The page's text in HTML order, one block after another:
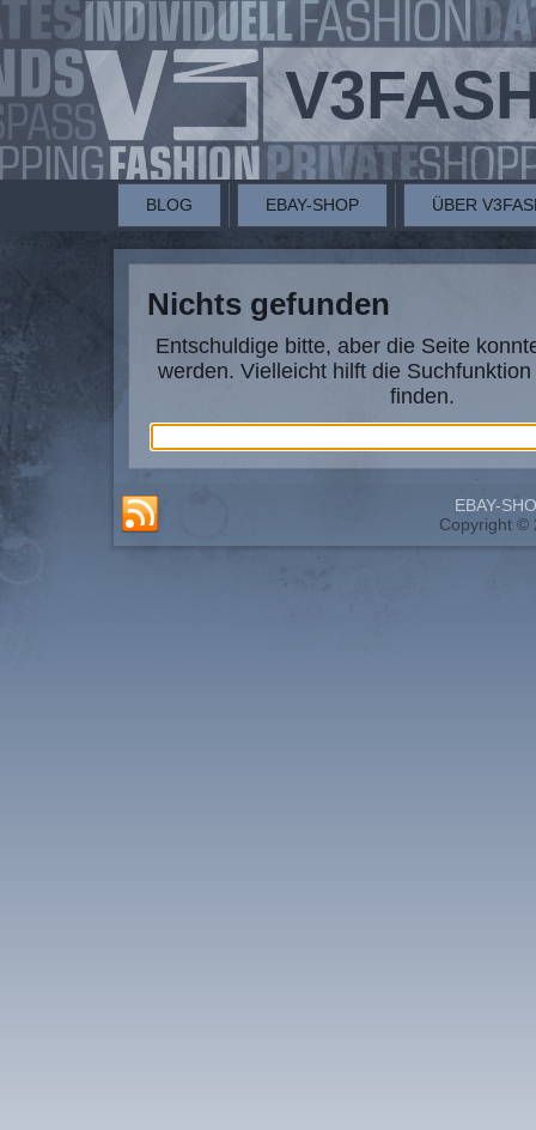
BLOG EBAY-SHOP ÜBER
Nichts gefunden
Entschuldige bitte, aber die Seite
werden. Vielleicht hilft die
finden.
EBAY-
Copyright ©